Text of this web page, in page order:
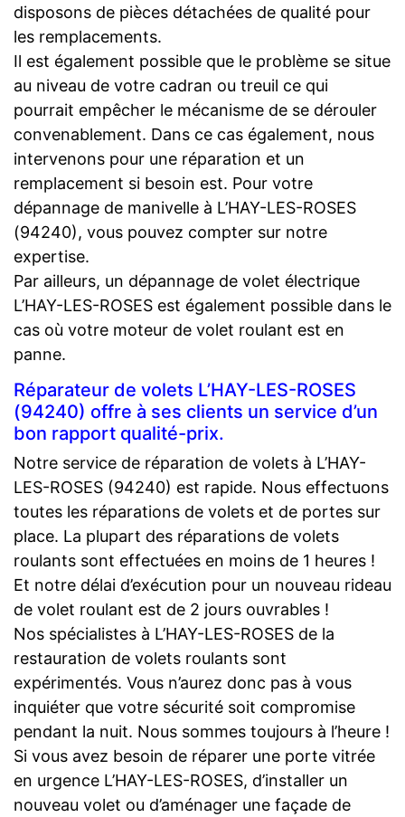
disposons de pièces détachées de qualité pour
les remplacements.
Il est également possible que le problème se situe
au niveau de votre cadran ou treuil ce qui
pourrait empêcher le mécanisme de se dérouler
convenablement. Dans ce cas également, nous
intervenons pour une réparation et un
remplacement si besoin est. Pour votre
dépannage de manivelle à L’HAY-LES-ROSES
(94240), vous pouvez compter sur notre
expertise.
Par ailleurs, un dépannage de volet électrique
L’HAY-LES-ROSES est également possible dans le
cas où votre moteur de volet roulant est en
panne.
Réparateur de volets L’HAY-LES-ROSES
(94240) offre à ses clients un service d’un
bon rapport qualité-prix.
Notre service de réparation de volets à L’HAY-
LES-ROSES (94240) est rapide. Nous effectuons
toutes les réparations de volets et de portes sur
place. La plupart des réparations de volets
roulants sont effectuées en moins de 1 heures !
Et notre délai d’exécution pour un nouveau rideau
de volet roulant est de 2 jours ouvrables !
Nos spécialistes à L’HAY-LES-ROSES de la
restauration de volets roulants sont
expérimentés. Vous n’aurez donc pas à vous
inquiéter que votre sécurité soit compromise
pendant la nuit. Nous sommes toujours à l’heure !
Si vous avez besoin de réparer une porte vitrée
en urgence L’HAY-LES-ROSES, d’installer un
nouveau volet ou d’aménager une façade de